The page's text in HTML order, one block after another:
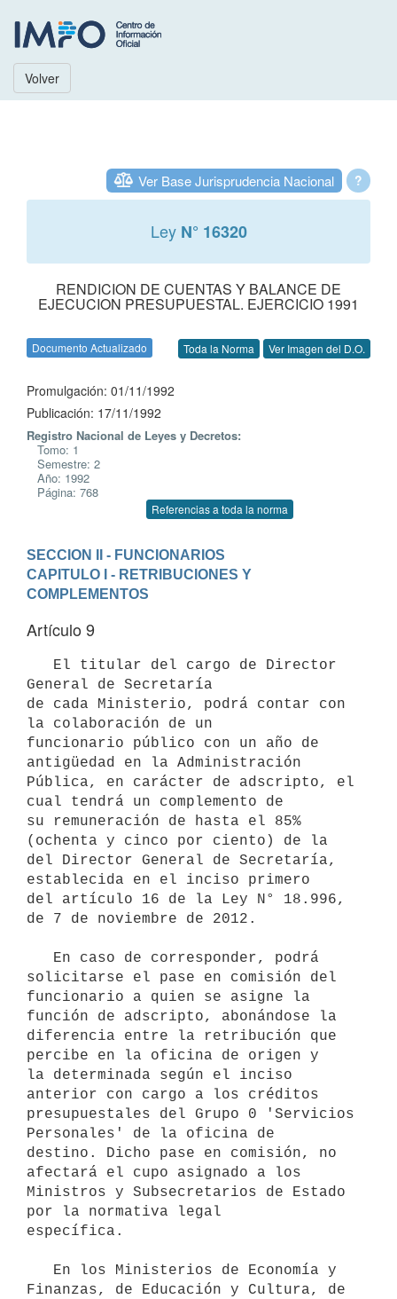
Volver
?
Ver Base Jurisprudencia Nacional
Ley N° 16320
RENDICION DE CUENTAS Y BALANCE DE
EJECUCION PRESUPUESTAL. EJERCICIO 1991
Documento Actualizado Toda la Norma Ver Imagen del D.O.
Promulgación: 01/11/1992
Publicación: 17/11/1992
Registro Nacional de Leyes y Decretos:
Tomo: 1
Semestre: 2
Año: 1992
Página: 768
Referencias a toda la norma
SECCION II - FUNCIONARIOS
CAPITULO I - RETRIBUCIONES Y
COMPLEMENTOS
Artículo 9
General de Secretaría
de cada Ministerio, podrá contar con
la colaboración de un
funcionario público con un año de
antigüedad en la Administración
Pública, en carácter de adscripto, el
cual tendrá un complemento de
su remuneración de hasta el 85%
(ochenta y cinco por ciento) de la
del Director General de Secretaría,
establecida en el inciso primero
del artículo 16 de la Ley N° 18.996,
de 7 de noviembre de 2012.
solicitarse el pase en comisión del
funcionario a quien se asigne la
función de adscripto, abonándose la
diferencia entre la retribución que
percibe en la oficina de origen y
la determinada según el inciso
anterior con cargo a los créditos
presupuestales del Grupo 0 'Servicios
Personales' de la oficina de
destino. Dicho pase en comisión, no
afectará el cupo asignado a los
Ministros y Subsecretarios de Estado
por la normativa legal
específica.
Finanzas, de Educación y Cultura, de